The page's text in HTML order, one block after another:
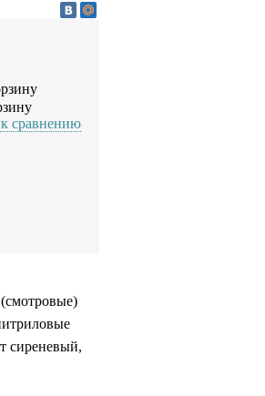
сравнению
сиреневый,